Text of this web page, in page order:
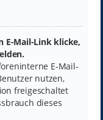
E-Mail-Link klicke,
E-Mail-
nutzen,
freigeschaltet
dieses